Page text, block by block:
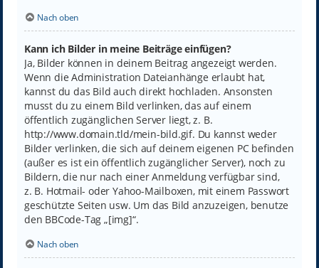
Nach oben
Kann ich Bilder in meine Beiträge einfügen?
Ja, Bilder können in deinem Beitrag angezeigt werden.
Wenn die Administration Dateianhänge erlaubt hat,
kannst du das Bild auch direkt hochladen. Ansonsten
musst du zu einem Bild verlinken, das auf einem
öffentlich zugänglichen Server liegt, z. B.
http://www.domain.tld/mein-bild.gif. Du kannst weder
Bilder verlinken, die sich auf deinem eigenen PC befinden
(außer es ist ein öffentlich zugänglicher Server), noch zu
Bildern, die nur nach einer Anmeldung verfügbar sind,
z. B. Hotmail- oder Yahoo-Mailboxen, mit einem Passwort
geschützte Seiten usw. Um das Bild anzuzeigen, benutze
den BBCode-Tag „[img]“.
Nach oben